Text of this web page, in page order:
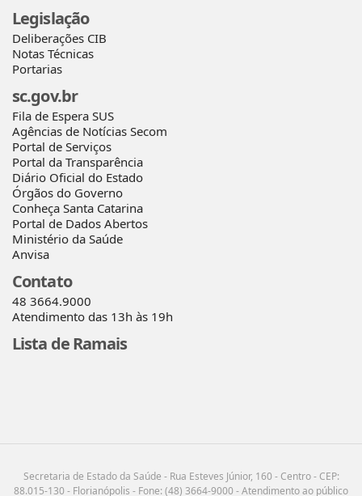
Legislação
Deliberações CIB
Notas Técnicas
Portarias
sc.gov.br
Fila de Espera SUS
Agências de Notícias Secom
Portal de Serviços
Portal da Transparência
Diário Oficial do Estado
Órgãos do Governo
Conheça Santa Catarina
Portal de Dados Abertos
Ministério da Saúde
Anvisa
Contato
48 3664.9000
Atendimento das 13h às 19h
Lista de Ramais
Secretaria de Estado da Saúde - Rua Esteves Júnior, 160 - Centro - CEP:
88.015-130 - Florianópolis - Fone: (48) 3664-9000 - Atendimento ao público